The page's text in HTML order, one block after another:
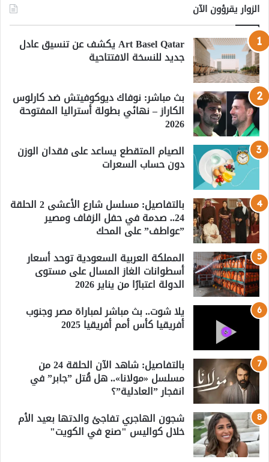
الزوار يقرؤون الآن
Art Basel Qatar يكشف عن تنسيق عادل
جديد للنسخة الافتتاحية
بث مباشر: نوفاك ديوكوفيتش ضد كارلوس
الكاراز – نهائي بطولة أستراليا المفتوحة
2026
الصيام المتقطع يساعد على فقدان الوزن
دون حساب السعرات
بالتفاصيل: مسلسل شارع الأعشى 2 الحلقة
24.. صدمة في حفل الزفاف ومصير
”عواطف” على المحك
المملكة العربية السعودية توحد أسعار
أسطوانات الغاز المسال على مستوى
الدولة اعتبارًا من يناير 2026
يلا شوت.. بث مباشر لمباراة مصر وجنوب
أفريقيا كأس أمم أفريقيا 2025
بالتفاصيل: شاهد الآن الحلقة 24 من
مسلسل «مولانا».. هل قُتل ”جابر” في
انفجار ”العادلية”؟
شجون الهاجري تفاجئ والدتها بعيد الأم
خلال كواليس "صنع في الكويت"